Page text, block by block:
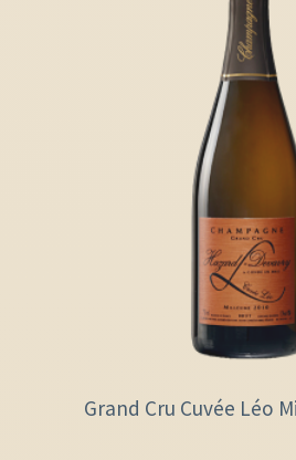
Grand Cru Cuvée Léo